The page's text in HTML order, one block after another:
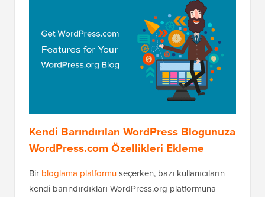
Kendi Barındırılan WordPress Blogunuza
WordPress.com Özellikleri Ekleme
Bir bloglama platformuseçerken, bazı kullanıcıların
kendi barındırdıkları WordPress.org platformuna